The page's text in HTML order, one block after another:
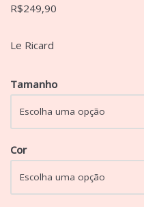
R$249,90
Le Ricard
Tamanho
Cor